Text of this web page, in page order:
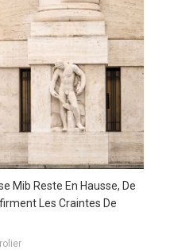
Mib Reste En Hausse, De
Les Craintes De